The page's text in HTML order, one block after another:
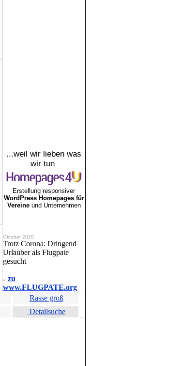
...weil wir lieben was
wir tun
Erstellung responsiver
WordPress Homepages für
Vereineund Unternehmen
Oktober 2020
Trotz Corona: Dringend
Urlauber als Flugpate
gesucht
» zu
www.FLUGPATE.org
Rasse groß
Detailsuche